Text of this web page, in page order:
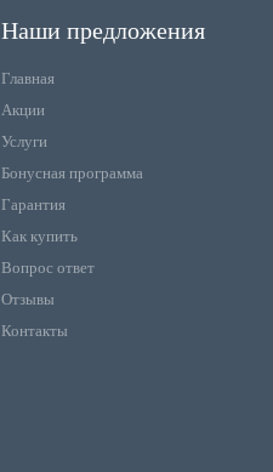
Наши предложения
Главная
Акции
Услуги
Бонусная программа
Гарантия
Как купить
Вопрос ответ
Отзывы
Контакты